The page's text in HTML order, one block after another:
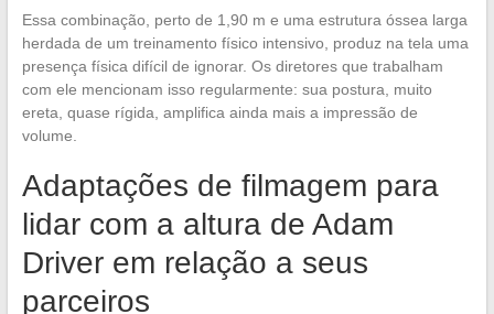
Essa combinação, perto de 1,90 m e uma estrutura óssea larga
herdada de um treinamento físico intensivo, produz na tela uma
presença física difícil de ignorar. Os diretores que trabalham
com ele mencionam isso regularmente: sua postura, muito
ereta, quase rígida, amplifica ainda mais a impressão de
volume.
Adaptações de filmagem para
lidar com a altura de Adam
Driver em relação a seus
parceiros